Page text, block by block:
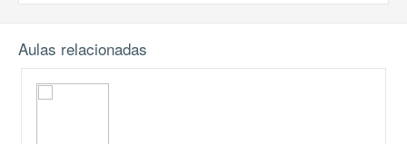
Aulas relacionadas